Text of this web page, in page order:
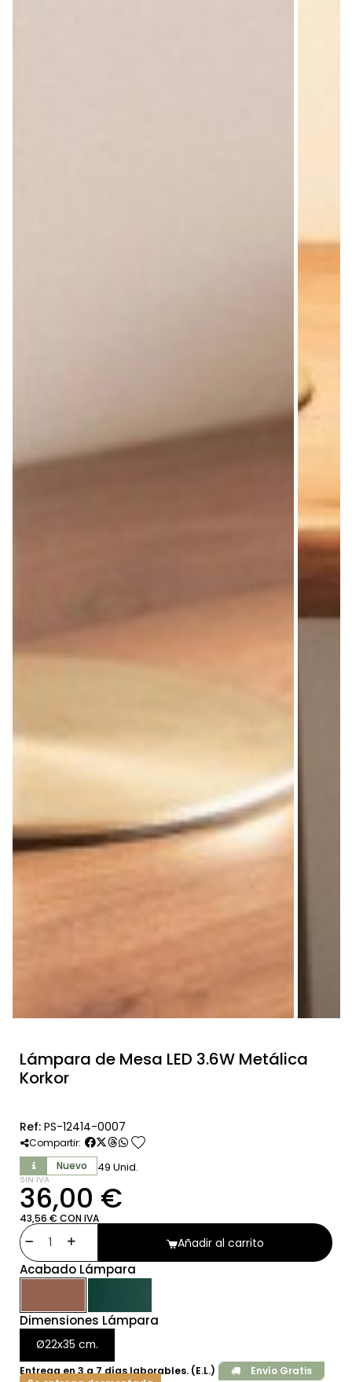
Lámpara de Mesa LED 3.6W Metálica
Korkor
Ref: PS-12414-0007
Compartir: favorite
Nuevo 49 Unid.
SIN IVA
36,00 €
43,56 € CON IVA
Añadir al carrito
Acabado Lámpara
Dimensiones Lámpara
Ø22x35 cm.
Entrega en 3 a 7 días laborables. (E.L.)
Envío Gratis